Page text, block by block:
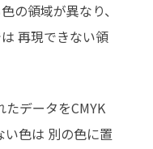
の領域が異なり、
再現できない領
たデータをCMYK
色は 別の色に置